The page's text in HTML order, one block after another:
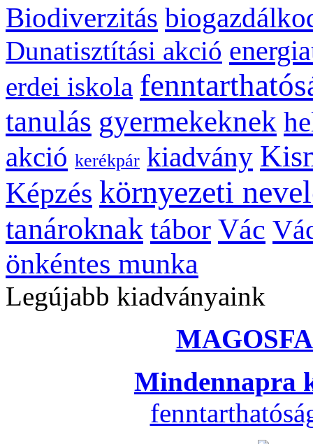
Biodiverzitás
Dunatisztítási akció
erdei iskola
tanulás gyermekeknek
akció kerékpár kiadvány
Képzés környezeti
tanároknak tábor Vác
önkéntes munka
Legújabb kiadványaink
Mindennapra